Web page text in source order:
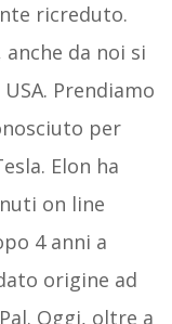
ricreduto.
da noi si
Prendiamo
per
Elon ha
on line
4 anni a
origine ad
Oggi, oltre a